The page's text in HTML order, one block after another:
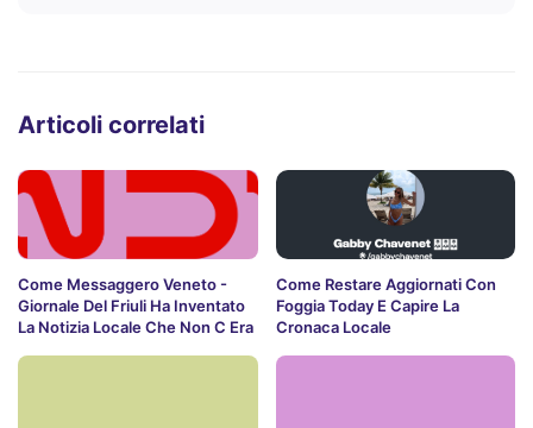
Articoli correlati
Come Messaggero Veneto -
Giornale Del Friuli Ha Inventato
La Notizia Locale Che Non C Era
Come Restare Aggiornati Con
Foggia Today E Capire La
Cronaca Locale